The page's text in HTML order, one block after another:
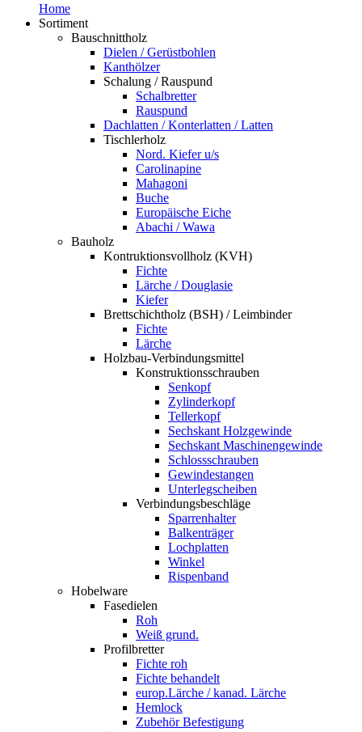
Home
Sortiment
Bauschnittholz
Dielen / Gerüstbohlen
Kanthölzer
Schalung / Rauspund
Schalbretter
Rauspund
Dachlatten / Konterlatten / Latten
Tischlerholz
Nord. Kiefer u/s
Carolinapine
Mahagoni
Buche
Europäische Eiche
Abachi / Wawa
Bauholz
Kontruktionsvollholz (KVH)
Fichte
Lärche / Douglasie
Kiefer
Brettschichtholz (BSH) / Leimbinder
Fichte
Lärche
Holzbau-Verbindungsmittel
Konstruktionsschrauben
Senkopf
Zylinderkopf
Tellerkopf
Sechskant Holzgewinde
Sechskant Maschinengewinde
Schlossschrauben
Gewindestangen
Unterlegscheiben
Verbindungsbeschläge
Sparrenhalter
Balkenträger
Lochplatten
Winkel
Rispenband
Hobelware
Fasedielen
Roh
Weiß grund.
Profilbretter
Fichte roh
Fichte behandelt
europ.Lärche / kanad. Lärche
Hemlock
Zubehör Befestigung